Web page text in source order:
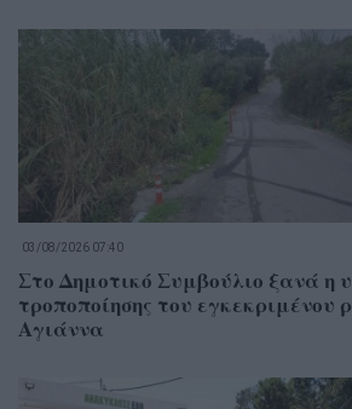
03/08/2026 07:40
Στο Δημοτικό Συμβούλιο ξανά η
τροποποίησης του εγκεκριμένου
Αγιάννα